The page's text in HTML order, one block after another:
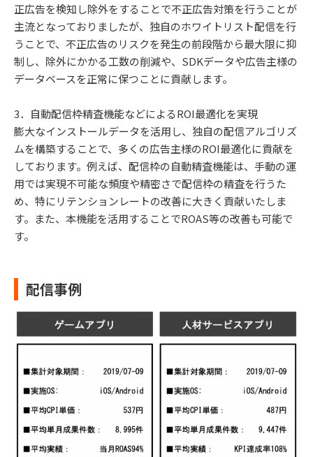
正広告を検知し除外をすることで不正広告対策を行うことが
主流となっておりましたが、独自のホワイトリスト配信を行
うことで、不正広告のリスクを発生の前段階から最大限に抑
制し、除外にかかる工数の削減や、SDKデータや広告主様の
データベースを正常に保つことに貢献します。
3．自動配信枠精査機能などによるROI最適化を実現
膨大なインストールデータを活用し、独自の配信アルゴリズ
ムを構築することで、多くの広告主様のROI最適化に貢献を
しております。例えば、配信枠の自動精査機能は、手動の運
用では実現不可能な頻度や精密さで配信枠の精査を行うた
め、特にリテンションレートの改善に大きく貢献いたしま
す。また、本機能を活用することでROAS等の改善も可能で
す。
配信事例